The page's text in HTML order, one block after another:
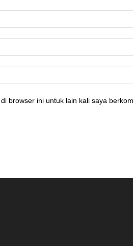
browser ini untuk lain kali saya